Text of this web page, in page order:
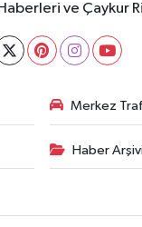
ve
Merkez
Haber